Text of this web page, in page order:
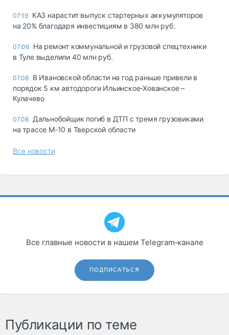
07:19 КАЗ нарастит выпуск стартерных аккумуляторов
на 20% благодаря инвестициям в 380 млн руб.
07:06 На ремонт коммунальной и грузовой спецтехники
в Туле выделили 40 млн руб.
07.08 В Ивановской области на год раньше привели в
порядок 5 км автодороги Ильинское-Хованское –
Кулачево
07.08 Дальнобойщик погиб в ДТП с тремя грузовиками
на трассе М-10 в Тверской области
Все новости
Все главные новости в нашем Telegram‑канале
ПОДПИСАТЬСЯ
Публикации по теме